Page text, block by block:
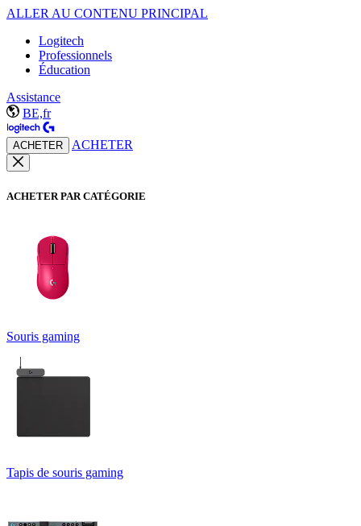
ALLER AU CONTENU PRINCIPAL
Logitech
Professionnels
Éducation
Assistance
BE,fr
ACHETER ACHETER
ACHETER PAR CATÉGORIE
Souris gaming
Tapis de souris gaming